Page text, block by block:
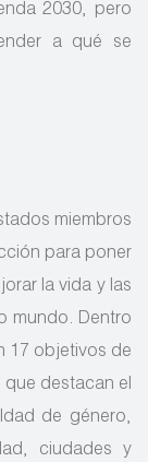
2030, pero
a qué se
miembros
para poner
la vida y las
mundo. Dentro
17 objetivos de
que destacan el
de género,
ciudades y